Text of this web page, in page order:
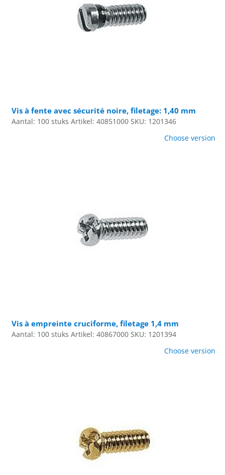
Vis à fente avec sécurité noire, filetage: 1,40 mm
Aantal: 100 stuks Artikel: 40851000 SKU: 1201346
Choose version
Vis à empreinte cruciforme, filetage 1,4 mm
Aantal: 100 stuks Artikel: 40867000 SKU: 1201394
Choose version